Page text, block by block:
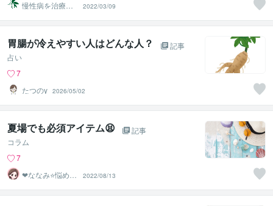
慢性病を治療す
るRyu
2022/03/09
胃腸が冷えやすい人はどんな人？
記事
占い
7
たつのy 2026/05/02
夏場でも必須アイテム😫
記事
コラム
7
❤ななみ⭐悩める
あなたの1番の味
方❤
2022/08/13